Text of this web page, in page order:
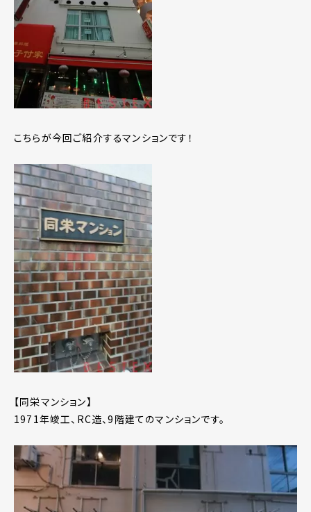
こちらが今回ご紹介するマンションです！
【同栄マンション】
1971年竣工、RC造、9階建てのマンションです。